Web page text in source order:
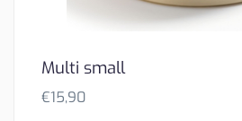
Multi small
€15,90